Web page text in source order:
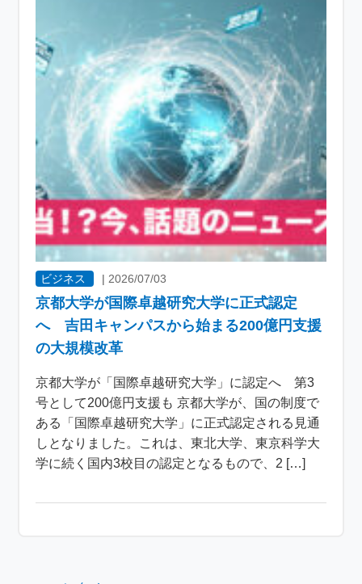
ビジネス | 2026/07/03
京都大学が国際卓越研究大学に正式認定
へ 吉田キャンパスから始まる200億円支援
の大規模改革
京都大学が「国際卓越研究大学」に認定へ 第3
号として200億円支援も 京都大学が、国の制度で
ある「国際卓越研究大学」に正式認定される見通
しとなりました。これは、東北大学、東京科学大
学に続く国内3校目の認定となるもので、2 […]